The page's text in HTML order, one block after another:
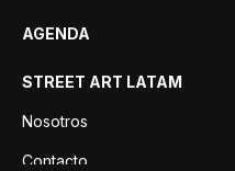
AGENDA
STREET ART LATAM
Nosotros
Contacto